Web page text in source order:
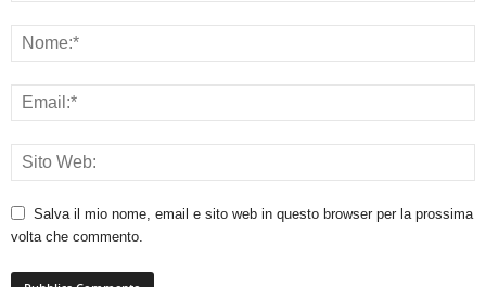
Salva il mio nome, email e sito web in questo browser per la prossima
volta che commento.